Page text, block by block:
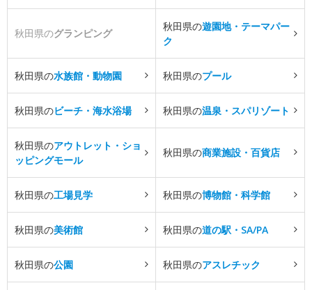
秋田県のグランピング
秋田県の遊園地・テーマパー
ク
秋田県の水族館・動物園 秋田県のプール
秋田県のビーチ・海水浴場 秋田県の温泉・スパリゾート
秋田県のアウトレット・ショ
ッピングモール
秋田県の商業施設・百貨店
秋田県の工場見学 秋田県の博物館・科学館
秋田県の美術館 秋田県の道の駅・SA/PA
秋田県の公園 秋田県のアスレチック